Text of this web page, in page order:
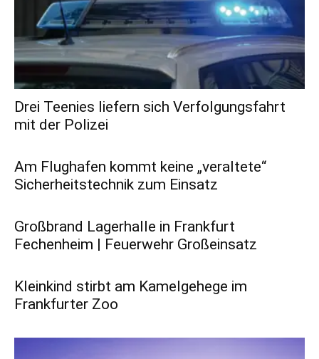
Drei Teenies liefern sich Verfolgungsfahrt
mit der Polizei
Am Flughafen kommt keine „veraltete“
Sicherheitstechnik zum Einsatz
Großbrand Lagerhalle in Frankfurt
Fechenheim | Feuerwehr Großeinsatz
Kleinkind stirbt am Kamelgehege im
Frankfurter Zoo